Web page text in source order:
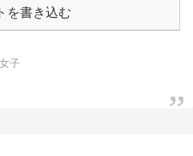
を書き込む
子